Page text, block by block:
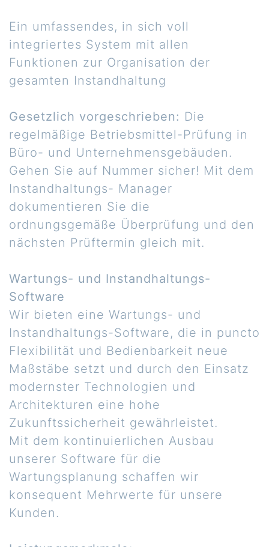
Ein umfassendes, in sich voll
integriertes System mit allen
Funktionen zur Organisation der
gesamten Instandhaltung
Gesetzlich vorgeschrieben: Die
regelmäßige Betriebsmittel-Prüfung in
Büro- und Unternehmensgebäuden.
Gehen Sie auf Nummer sicher! Mit dem
Instandhaltungs- Manager
dokumentieren Sie die
ordnungsgemäße Überprüfung und den
nächsten Prüftermin gleich mit.
Wartungs- und Instandhaltungs-
Software
Wir bieten eine Wartungs- und
Instandhaltungs-Software, die in puncto
Flexibilität und Bedienbarkeit neue
Maßstäbe setzt und durch den Einsatz
modernster Technologien und
Architekturen eine hohe
Zukunftssicherheit gewährleistet.
Mit dem kontinuierlichen Ausbau
unserer Software für die
Wartungsplanung schaffen wir
konsequent Mehrwerte für unsere
Kunden.